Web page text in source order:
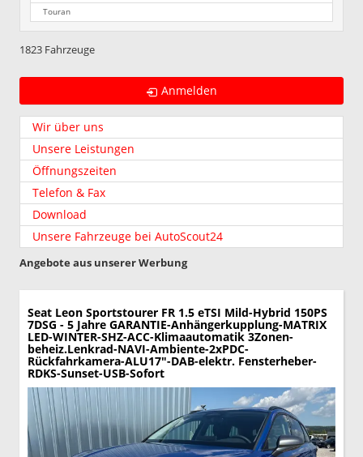
Touran
1823 Fahrzeuge
Anmelden
Wir über uns
Unsere Leistungen
Öffnungszeiten
Telefon & Fax
Download
Unsere Fahrzeuge bei AutoScout24
Angebote aus unserer Werbung
Seat Leon Sportstourer FR 1.5 eTSI Mild-Hybrid 150PS
7DSG - 5 Jahre GARANTIE-Anhängerkupplung-MATRIX
LED-WINTER-SHZ-ACC-Klimaautomatik 3Zonen-
beheiz.Lenkrad-NAVI-Ambiente-2xPDC-
Rückfahrkamera-ALU17"-DAB-elektr. Fensterheber-
RDKS-Sunset-USB-Sofort